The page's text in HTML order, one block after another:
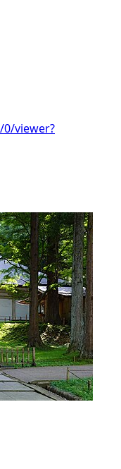
viewer?